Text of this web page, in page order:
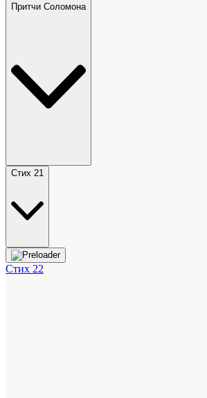
Притчи Соломона
Стих 21
Стих 22